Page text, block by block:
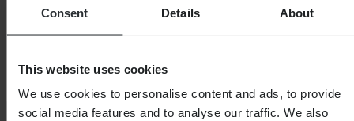
Consent Details About
This website uses cookies
We use cookies to personalise content and ads, to provide
social media features and to analyse our traffic. We also
1
Laden...